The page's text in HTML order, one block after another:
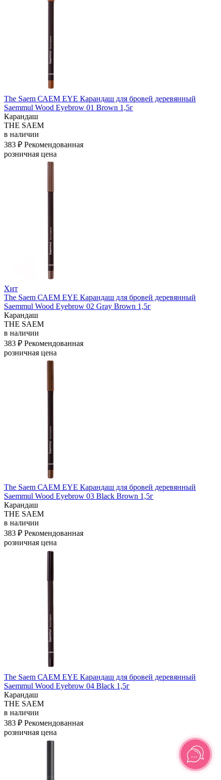
The Saem САЕМ EYE Карандаш для бровей деревянный
Saemmul Wood Eyebrow 01 Brown 1,5г
Карандаш
THE SAEM
в наличии
383 ₽ Рекомендованная
розничная цена
Хит
The Saem САЕМ EYE Карандаш для бровей деревянный
Saemmul Wood Eyebrow 02 Gray Brown 1,5г
Карандаш
THE SAEM
в наличии
383 ₽ Рекомендованная
розничная цена
The Saem САЕМ EYE Карандаш для бровей деревянный
Saemmul Wood Eyebrow 03 Black Brown 1,5г
Карандаш
THE SAEM
в наличии
383 ₽ Рекомендованная
розничная цена
The Saem САЕМ EYE Карандаш для бровей деревянный
Saemmul Wood Eyebrow 04 Black 1,5г
Карандаш
THE SAEM
в наличии
383 ₽ Рекомендованная
розничная цена